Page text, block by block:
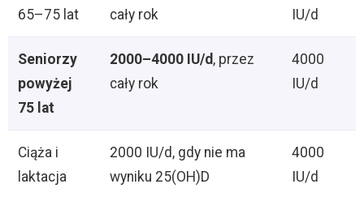
65–75 lat
cały rok
IU/d
Seniorzy
powyżej
75 lat
2000–4000 IU/d, przez
cały rok
4000
IU/d
Ciąża i
laktacja
2000 IU/d, gdy nie ma
wyniku 25(OH)D
4000
IU/d